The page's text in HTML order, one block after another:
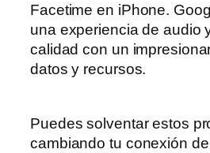
Facetime en iPhone.
una experiencia de audio
calidad con un
datos y recursos.
Puedes solventar estos
cambiando tu conexión